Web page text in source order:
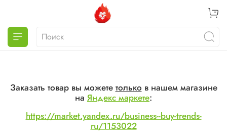
Заказать товар вы можете только в нашем магазине
на Яндекс маркете:
https://market.yandex.ru/business--buy-trends-
ru/1153022